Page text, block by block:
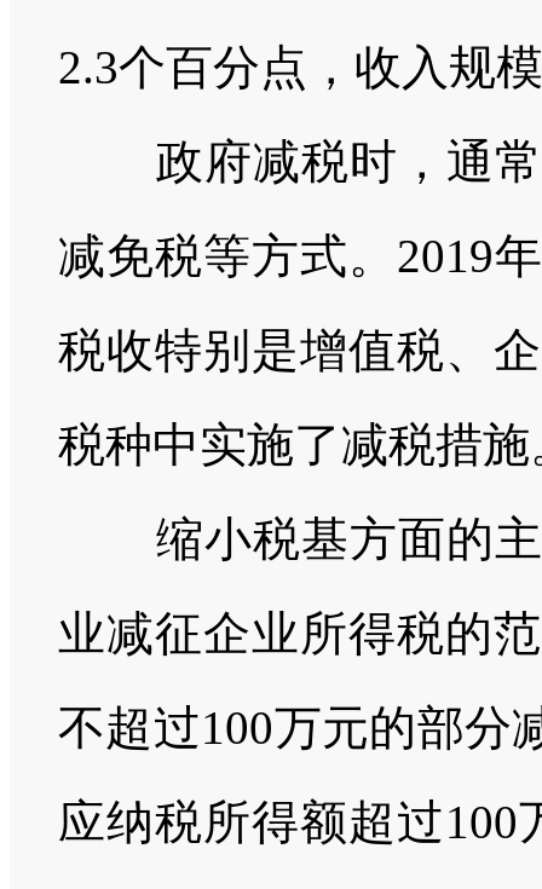
2.3个百分点，收入规
政府减税时，通
减免税等方式。 2019
税收特别是增值税、
税种中实施了减税措施
缩小税基方面的
业减征企业所得税的
不超过100万元的部分
应纳税所得额超过100